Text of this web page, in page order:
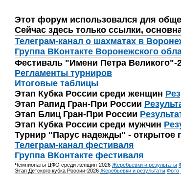
Этот форум использовался для
Сейчас здесь только ссылки,
Телеграм-канал о шахматах в
Группа ВКонтакте Воронежского
Фестиваль "Имени Петра Великого"-
Регламенты турниров
Итоговые таблицы
Этап Кубка России среди женщин
Этап Рапид Гран-При России
Этап Блиц Гран-При России
Этап Кубка России среди мужчин
Турнир "Парус надежды" - открытое
Телеграм-канал фестиваля
Группа ВКонтакте фестиваля
Чемпионаты ЦФО среди женщин-2026 Жеребьевки и результаты
Этап Детского кубка России-2026 Жеребьевки и результаты Фото